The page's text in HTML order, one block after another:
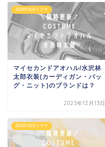
2023年10月ドラマ
マイセカンドアオハル/水沢林
太郎衣装(カーディガン・バッ
グ・ニット)のブランドは？
2023年12月13日
2023年10月ドラマ